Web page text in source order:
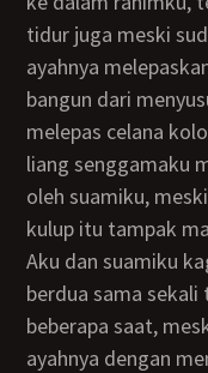
tidur juga meski
ayahnya
bangun dari
melepas celana
liang senggamaku
oleh suamiku,
kulup itu tampak
Aku dan suamiku kaget bukan kepalang sampai kami
berdua sama
beberapa saat,
ayahnya dengan